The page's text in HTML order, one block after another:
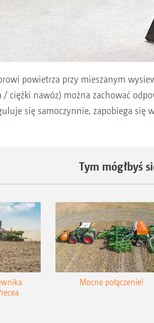
powietrza przy mieszanym
/ ciężki nawóz) można zachować
się samoczynnie, zapobiega się
Tym mógłbyś
Mocne połączenie!